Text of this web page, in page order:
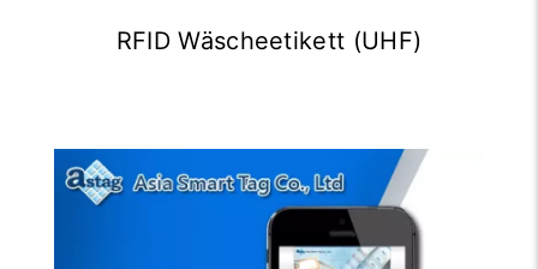
RFID Wäscheetikett (UHF)